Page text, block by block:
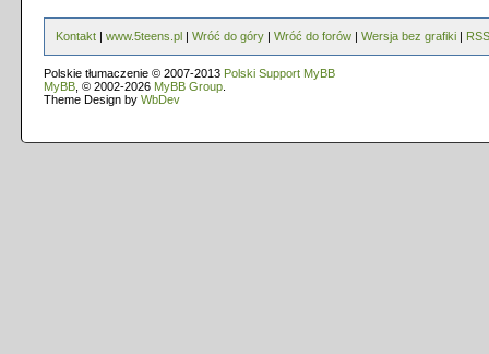
Kontakt | www.5teens.pl | Wróć do góry | Wróć do forów | Wersja bez grafiki | RSS
Polskie tłumaczenie © 2007-2013 Polski Support MyBB
MyBB , © 2002-2026 MyBB Group
Theme Design by WbDev